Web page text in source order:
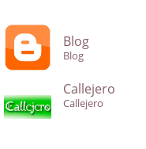
Blog
Blog
Callejero
Callejero